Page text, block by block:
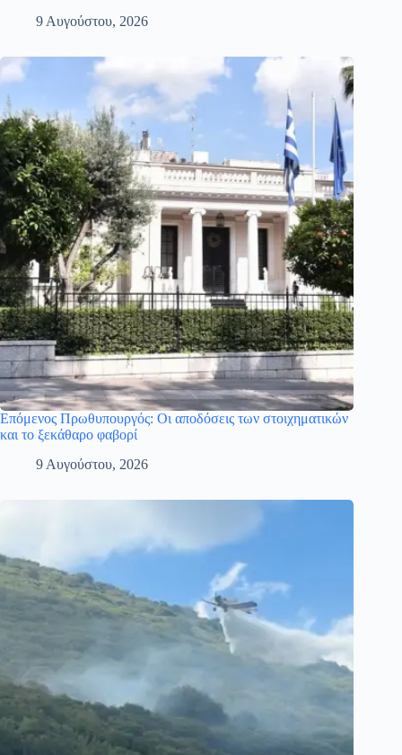
9 Αυγούστου, 2026
Επόμενος Πρωθυπουργός: Οι αποδόσεις των στοιχηματικών
και το ξεκάθαρο φαβορί
9 Αυγούστου, 2026